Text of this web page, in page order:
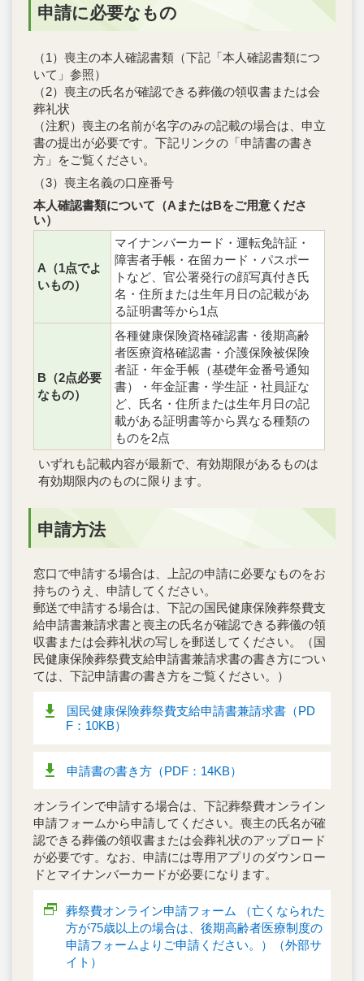
申請に必要なもの
（1）喪主の本人確認書類（下記「本人確認書類につ
いて」参照）
（2）喪主の氏名が確認できる葬儀の領収書または会
葬礼状
（注釈）喪主の名前が名字のみの記載の場合は、申立
書の提出が必要です。下記リンクの「申請書の書き
方」をご覧ください。
（3）喪主名義の口座番号
本人確認書類について（AまたはBをご用意くださ
い）
A（1点でよ
いもの）
マイナンバーカード・運転免許証・
障害者手帳・在留カード・パスポー
トなど、官公署発行の顔写真付き氏
名・住所または生年月日の記載があ
る証明書等から1点
B（2点必要
なもの）
各種健康保険資格確認書・後期高齢
者医療資格確認書・介護保険被保険
者証・年金手帳（基礎年金番号通知
書）・年金証書・学生証・社員証な
ど、氏名・住所または生年月日の記
載がある証明書等から異なる種類の
ものを2点
いずれも記載内容が最新で、有効期限があるものは
有効期限内のものに限ります。
申請方法
窓口で申請する場合は、上記の申請に必要なものをお
持ちのうえ、申請してください。
郵送で申請する場合は、下記の国民健康保険葬祭費支
給申請書兼請求書と喪主の氏名が確認できる葬儀の領
収書または会葬礼状の写しを郵送してください。（国
民健康保険葬祭費支給申請書兼請求書の書き方につい
ては、下記申請書の書き方をご覧ください。）
国民健康保険葬祭費支給申請書兼請求書（PD
F：10KB）
申請書の書き方（PDF：14KB）
オンラインで申請する場合は、下記葬祭費オンライン
申請フォームから申請してください。喪主の氏名が確
認できる葬儀の領収書または会葬礼状のアップロード
が必要です。なお、申請には専用アプリのダウンロー
ドとマイナンバーカードが必要になります。
葬祭費オンライン申請フォーム （亡くなられた
方が75歳以上の場合は、後期高齢者医療制度の
申請フォームよりご申請ください。）（外部サ
イト）